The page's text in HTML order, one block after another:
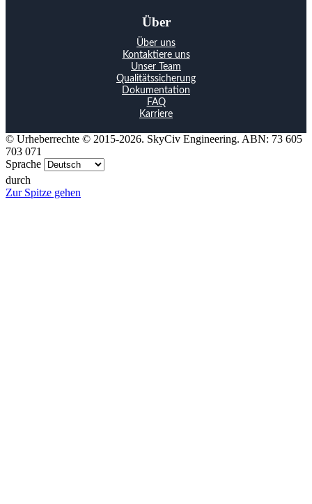
Über
Über uns
Kontaktiere uns
Unser Team
Qualitätssicherung
Dokumentation
FAQ
Karriere
© Urheberrechte © 2015-2026. SkyCiv Engineering. ABN: 73 605
703 071
Sprache
durch
Zur Spitze gehen